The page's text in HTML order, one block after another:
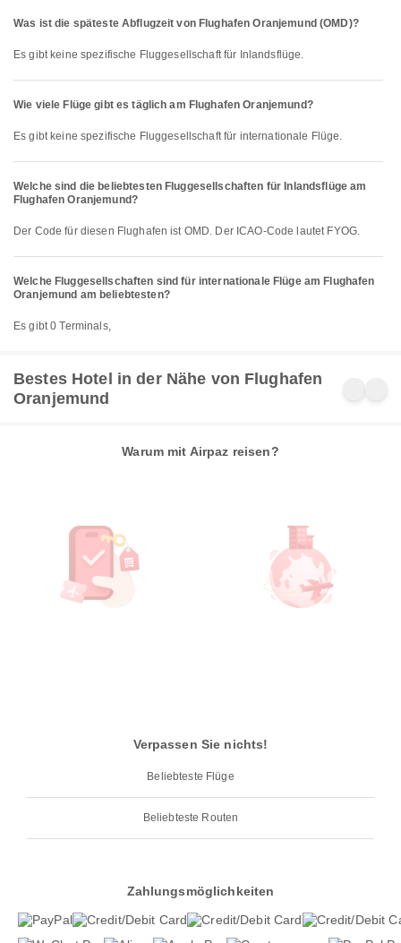
Was ist die späteste Abflugzeit von Flughafen Oranjemund (OMD)?
Es gibt keine spezifische Fluggesellschaft für Inlandsflüge.
Wie viele Flüge gibt es täglich am Flughafen Oranjemund?
Es gibt keine spezifische Fluggesellschaft für internationale Flüge.
Welche sind die beliebtesten Fluggesellschaften für Inlandsflüge am
Flughafen Oranjemund?
Der Code für diesen Flughafen ist OMD. Der ICAO-Code lautet FYOG.
Welche Fluggesellschaften sind für internationale Flüge am Flughafen
Oranjemund am beliebtesten?
Es gibt 0 Terminals,
Bestes Hotel in der Nähe von Flughafen
Oranjemund
Warum mit Airpaz reisen?
Verpassen Sie nichts!
Beliebteste Flüge
Beliebteste Routen
Zahlungsmöglichkeiten